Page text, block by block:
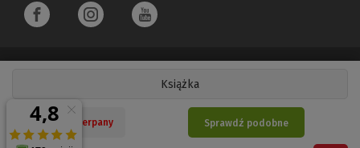
Książka
Nakład wyczerpany Sprawdź podobne
Copyright 1997 - 2026 Wolters Kluwer Polska Sp. z o.o.